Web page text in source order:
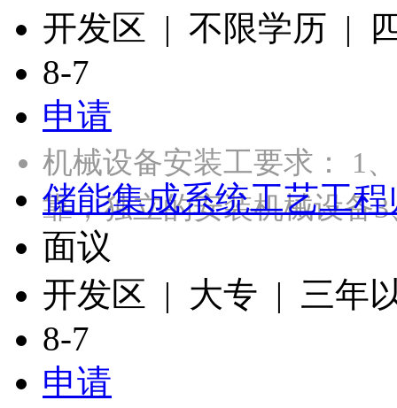
开发区 | 不限学历 |
8-7
申请
机械设备安装工要求： 1
靠，独立的安装机械设
储能集成系统工艺工程
面议
开发区 | 大专 | 三年
8-7
申请